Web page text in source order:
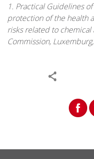
1. Practical Guidelines
protection of the health
risks related to chemical
Commission,